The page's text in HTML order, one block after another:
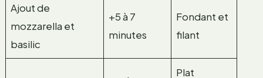
Ajout de
mozzarella et
basilic
+5 à 7
minutes
Fondant et
filant
Plat